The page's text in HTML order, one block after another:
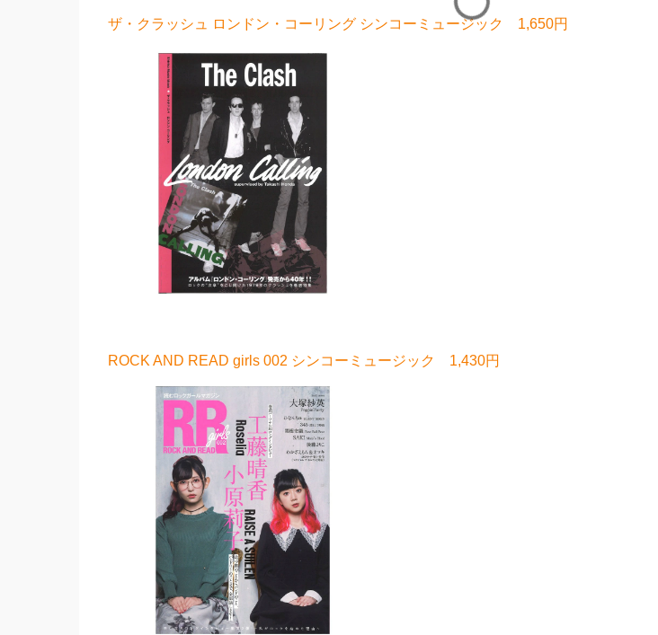
ザ・クラッシュ ロンドン・コーリング シンコーミュージック 1,650円
ROCK AND READ girls 002 シンコーミュージック 1,430円